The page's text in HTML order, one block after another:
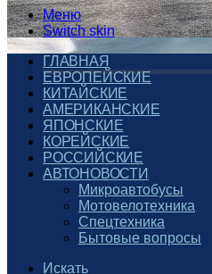
Меню
Switch skin
ГЛАВНАЯ
ЕВРОПЕЙСКИЕ
КИТАЙСКИЕ
АМЕРИКАНСКИЕ
ЯПОНСКИЕ
КОРЕЙСКИЕ
РОССИЙСКИЕ
АВТОНОВОСТИ
Микроавтобусы
Мотовелотехника
Спецтехника
Бытовые вопросы
Искать